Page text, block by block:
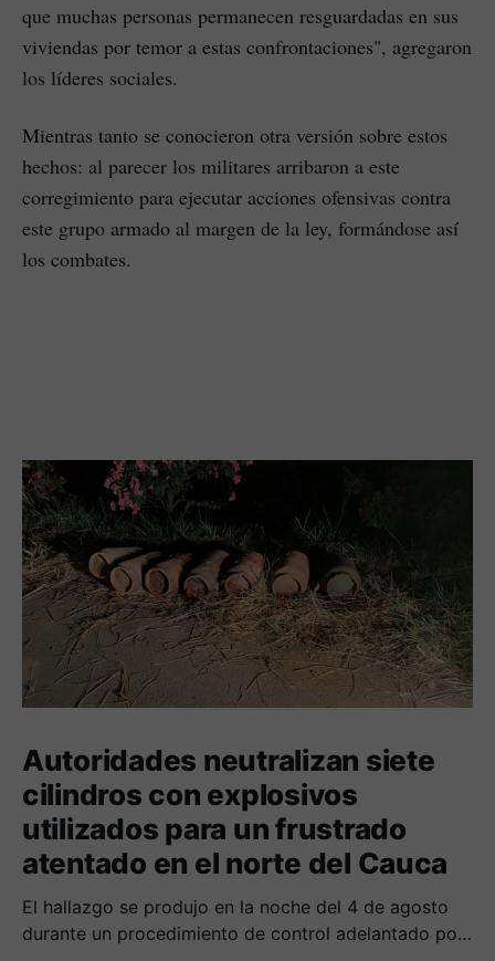
que muchas personas permanecen resguardadas en sus
viviendas por temor a estas confrontaciones", agregaron
los líderes sociales.
Mientras tanto se conocieron otra versión sobre estos
hechos: al parecer los militares arribaron a este
corregimiento para ejecutar acciones ofensivas contra
este grupo armado al margen de la ley, formándose así
los combates.
Autoridades neutralizan siete
cilindros con explosivos
utilizados para un frustrado
atentado en el norte del Cauca
El hallazgo se produjo en la noche del 4 de agosto
durante un procedimiento de control adelantado por